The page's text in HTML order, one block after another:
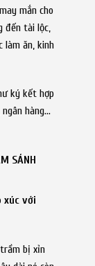
mắn cho
đến tài lộc,
làm ăn, kinh
ký kết hợp
hàng…
SÁNH
xúc với
bị xỉn